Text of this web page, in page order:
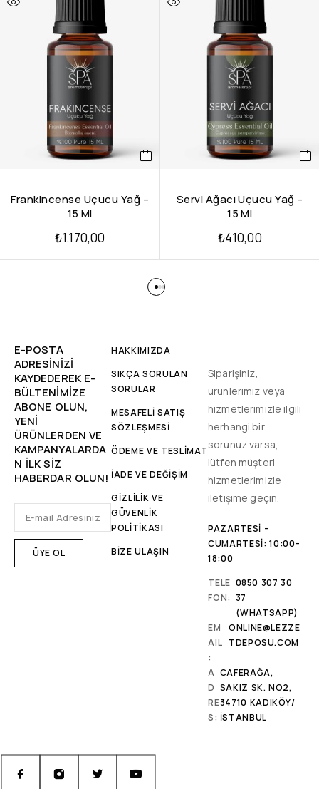
Frankincense Uçucu Yağ –
15 Ml
₺1.170,00
Servi Ağacı Uçucu Yağ –
15 Ml
₺410,00
E-POSTA
ADRESINIZI
KAYDEDEREK E-
BÜLTENIMIZE
ABONE OLUN,
YENİ
ÜRÜNLERDEN VE
KAMPANYALARDA
N ILK SIZ
HABERDAR OLUN!
HAKKIMIZDA
SIKÇA SORULAN
SORULAR
MESAFELİ SATIŞ
SÖZLEŞMESİ
ÖDEME VE TESLİMAT
İADE VE DEĞİŞİM
GİZLİLİK VE
GÜVENLİK
POLİTİKASI
BİZE ULAŞIN
Siparişiniz,
ürünlerimiz veya
hizmetlerimizle ilgili
herhangi bir
sorunuz varsa,
lütfen müşteri
hizmetlerimizle
iletişime geçin.
PAZARTESI -
CUMARTESI: 10:00-
18:00
TELE
FON:
0850 307 30
37
(WHATSAPP)
EM
AIL
:
ONLINE@LEZZE
TDEPOSU.COM
A
D
RE
S:
CAFERAĞA,
SAKIZ SK. NO2,
34710 KADIKÖY/
İSTANBUL